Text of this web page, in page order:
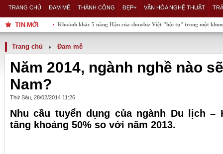
TRANG CHỦ ĐAM MÊ THÀNH CÔNG ĐẸP+ VĂN HÓA NGHỆ THUẬT
khắc 5 nàng Hậu của showbiz Việt "hội tụ" trong một khung hình, ai xuất hơn ai?
Trang chủ Đam mê
Năm 2014, ngành nghề nào sẽ
Nam?
Thứ Sáu, 28/02/2014 11:26
Nhu cầu tuyển dụng của ngành Du lịch –
tăng khoảng 50% so với năm 2013.